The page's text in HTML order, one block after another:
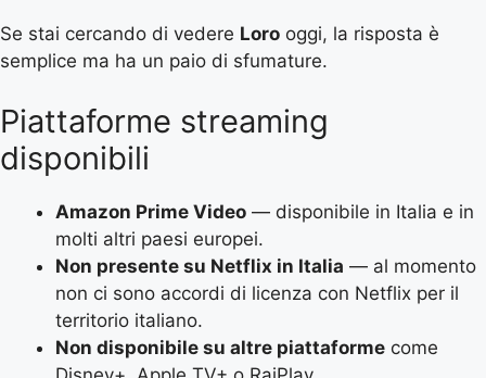
Se stai cercando di vedere Loro oggi, la risposta è
semplice ma ha un paio di sfumature.
Piattaforme streaming
disponibili
Amazon Prime Video — disponibile in Italia e in
molti altri paesi europei.
Non presente su Netflix in Italia — al momento
non ci sono accordi di licenza con Netflix per il
territorio italiano.
Non disponibile su altre piattaforme come